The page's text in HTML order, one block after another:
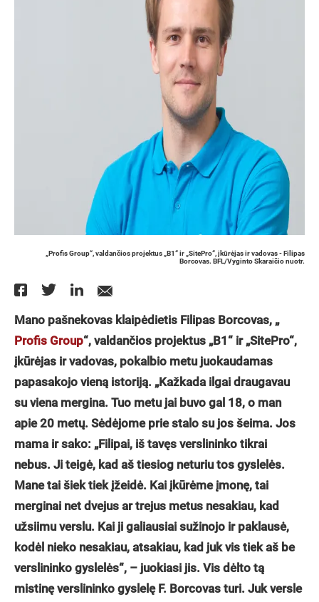
„Profis Group“, valdančios projektus „B1“ ir „SitePro“, įkūrėjas ir vadovas - Filipas
Borcovas. BFL/Vyginto Skaraičio nuotr.
Mano pašnekovas klaipėdietis Filipas Borcovas, „
Profis Group“, valdančios projektus „B1“ ir „SitePro“,
įkūrėjas ir vadovas, pokalbio metu juokaudamas
papasakojo vieną istoriją. „Kažkada ilgai draugavau
su viena mergina. Tuo metu jai buvo gal 18, o man
apie 20 metų. Sėdėjome prie stalo su jos šeima. Jos
mama ir sako: „Filipai, iš tavęs verslininko tikrai
nebus. Ji teigė, kad aš tiesiog neturiu tos gyslelės.
Mane tai šiek tiek įžeidė. Kai įkūrėme įmonę, tai
merginai net dvejus ar trejus metus nesakiau, kad
užsiimu verslu. Kai ji galiausiai sužinojo ir paklausė,
kodėl nieko nesakiau, atsakiau, kad juk vis tiek aš be
verslininko gyslelės“, – juokiasi jis. Vis dėlto tą
mistinę verslininko gyslelę F. Borcovas turi. Juk versle